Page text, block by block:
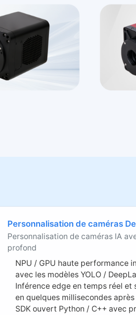
Personnalisation de caméras
Personnalisation de caméras IA
profond
NPU / GPU haute performance
avec les modèles YOLO /
Inférence edge en temps réel
en quelques millisecondes
SDK ouvert Python / C++ avec